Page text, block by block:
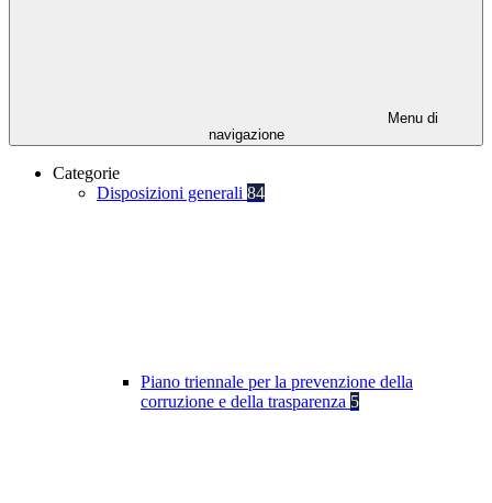
Menu di
navigazione
Categorie
Disposizioni generali 84
Piano triennale per la prevenzione della
corruzione e della trasparenza 5